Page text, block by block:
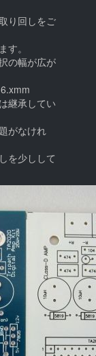
り回しをご
す。
の幅が広が
継承してい
がなけれ
を少しして